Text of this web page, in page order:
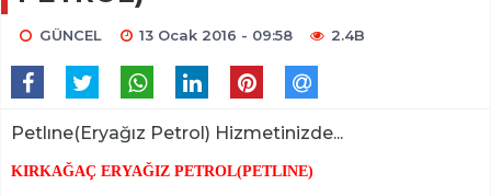
KIRKAĞAÇ PETLINE(ERYAĞIZ